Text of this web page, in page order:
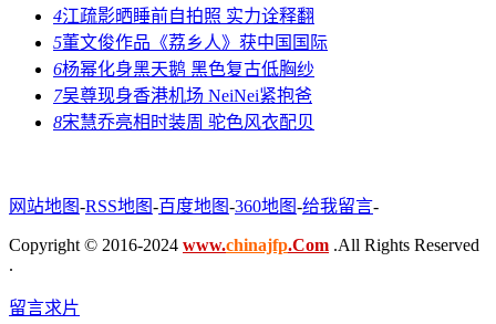
4江疏影晒睡前自拍照 实力诠释翻
5董文俊作品《荔乡人》获中国国际
6杨幂化身黑天鹅 黑色复古低胸纱
7吴尊现身香港机场 NeiNei紧抱爸
8宋慧乔亮相时装周 驼色风衣配贝
网站地图-RSS地图-百度地图-360地图-给我留言-
Copyright © 2016-2024 www.chinajfp.Com .All Rights Reserved
.
留言求片